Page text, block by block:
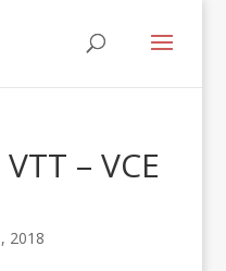
– VCE
2018